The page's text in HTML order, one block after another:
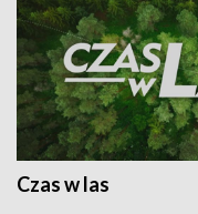
Czas w las